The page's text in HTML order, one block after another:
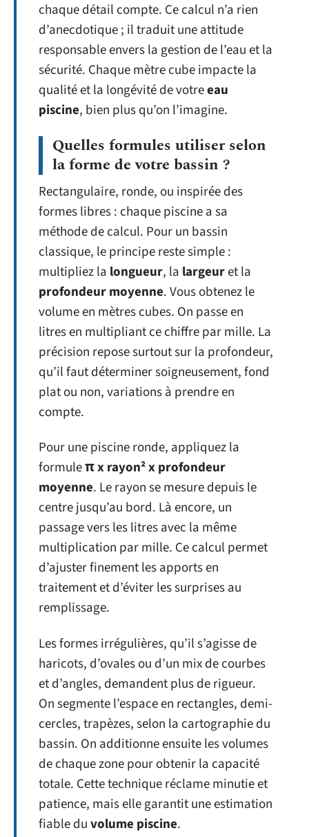
chaque détail compte. Ce calcul n’a rien
d’anecdotique ; il traduit une attitude
responsable envers la gestion de l’eau et la
sécurité. Chaque mètre cube impacte la
qualité et la longévité de votreeau
piscine, bien plus qu’on l’imagine.
Quelles formules utiliser selon
la forme de votre bassin ?
Rectangulaire, ronde, ou inspirée des
formes libres : chaque piscine a sa
méthode de calcul. Pour un bassin
classique, le principe reste simple :
multipliez la longueur, la largeuret la
profondeur moyenne. Vous obtenez le
volume en mètres cubes. On passe en
litres en multipliant ce chiffre par mille. La
précision repose surtout sur la profondeur,
qu’il faut déterminer soigneusement, fond
plat ou non, variations à prendre en
compte.
Pour une piscine ronde, appliquez la
formuleπ x rayon² x profondeur
moyenne. Le rayon se mesure depuis le
centre jusqu’au bord. Là encore, un
passage vers les litres avec la même
multiplication par mille. Ce calcul permet
d’ajuster finement les apports en
traitement et d’éviter les surprises au
remplissage.
Les formes irrégulières, qu’il s’agisse de
haricots, d’ovales ou d’un mix de courbes
et d’angles, demandent plus de rigueur.
On segmente l’espace en rectangles, demi-
cercles, trapèzes, selon la cartographie du
bassin. On additionne ensuite les volumes
de chaque zone pour obtenir la capacité
totale. Cette technique réclame minutie et
patience, mais elle garantit une estimation
fiable duvolume piscine.